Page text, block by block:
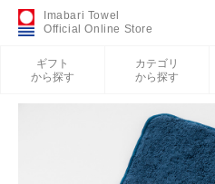
Imabari Towel
Official Online Store
ギフト
から探す
カテゴリ
から探す